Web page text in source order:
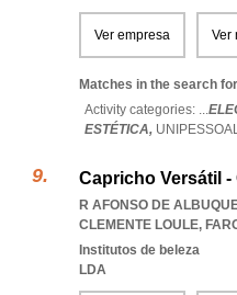
Ver empresa Ver
Matches in the search
Activity categories: ...
ESTÉTICA,
Capricho Versátil
R AFONSO DE
CLEMENTE LOULE,
Institutos de beleza
LDA